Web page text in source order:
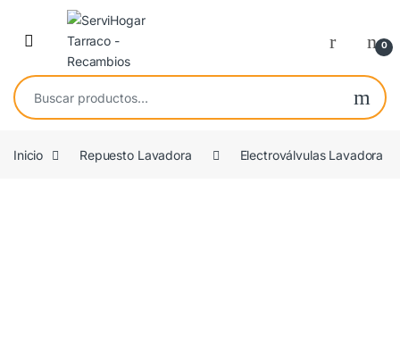
Saltar a navegación
saltar al contenido
Open 0
Buscar por:
Inicio Repuesto Lavadora Electroválvulas Lavadora